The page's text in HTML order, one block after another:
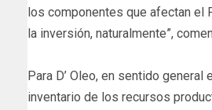
los componentes que afectan el
la inversión, naturalmente”,
Para D’ Oleo, en sentido general
inventario de los recursos